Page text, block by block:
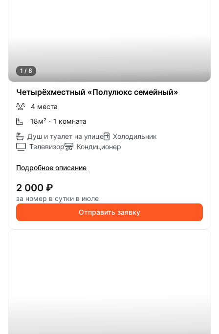
1 / 8
Четырёхместный «Полулюкс семейный»
4 места
18м² · 1 комната
Душ и туалет на улице
Холодильник
Телевизор
Кондиционер
Подробное описание
2 000 ₽
за номер в сутки в июле
Отправить заявку